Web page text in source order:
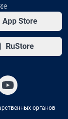
App Store
RuStore
органов